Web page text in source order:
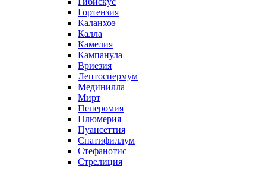
Гортензия
Каланхоэ
Калла
Камелия
Кампанула
Вриезия
Лептоспермум
Мединилла
Мирт
Пеперомия
Плюмерия
Пуансеттия
Спатифиллум
Стефанотис
Стрелиция